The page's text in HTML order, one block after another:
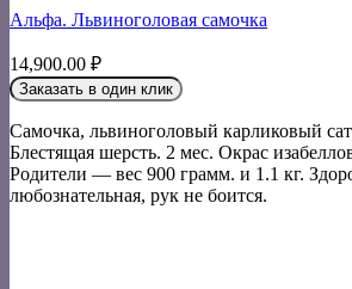
Альфа. Львиноголовая самочка
14,900.00 ₽
Заказать в один клик
Самочка, львиноголовый карликовый
Блестящая шерсть. 2 мес. Окрас
Родители — вес 900 грамм. и 1.1 кг.
любознательная, рук не боится.